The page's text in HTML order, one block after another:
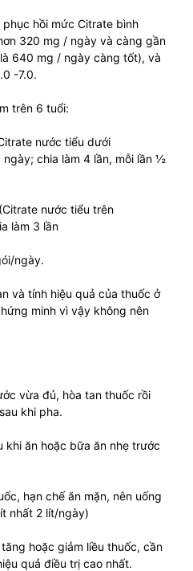
hồi mức Citrate bình
320 mg / ngày và càng gần
640 mg / ngày càng tốt), và
-7.0.
trên 6 tuổi:
nước tiểu dưới
chia làm 4 lần, mỗi lần ½
nước tiểu trên
làm 3 lần
ngày.
và tính hiệu quả của thuốc ở
minh vì vậy không nên
vừa đủ, hòa tan thuốc rồi
khi pha.
khi ăn hoặc bữa ăn nhẹ trước
hạn chế ăn mặn, nên uống
nhất 2 lít/ngày)
hoặc giảm liều thuốc, cần
quả điều trị cao nhất.